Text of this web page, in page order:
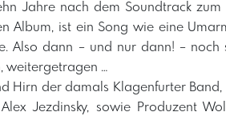
Jahre nach dem Soundtrack zum
Album, ist ein Song wie eine
Also dann – und nur dann! – noch
weitergetragen …
Hirn der damals Klagenfurter
Jezdinsky, sowie Produzent